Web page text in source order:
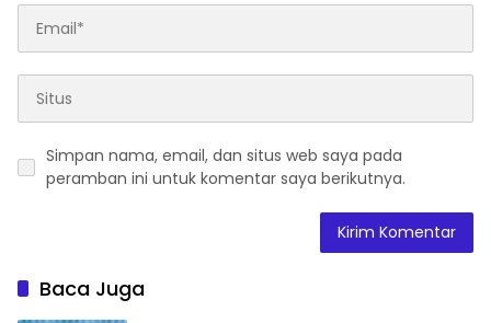
Simpan nama, email, dan situs web saya pada
peramban ini untuk komentar saya berikutnya.
Baca Juga